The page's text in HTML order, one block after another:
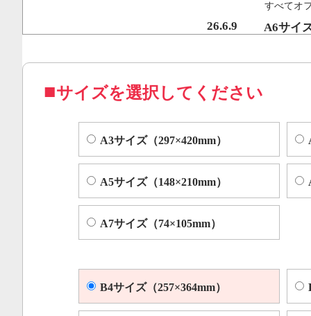
コピー機やレーザープリンター等によくある色ムラや汚
すべてオ
26.6.9 A6サイ
サイズを選択してください
A3サイズ（297×420mm）
A5サイズ（148×210mm）
A7サイズ（74×105mm）
B4サイズ（257×364mm）